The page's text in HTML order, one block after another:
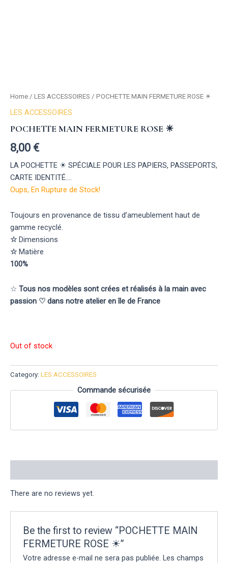
Home / LES ACCESSOIRES / POCHETTE MAIN FERMETURE ROSE ☀︎
LES ACCESSOIRES
POCHETTE MAIN FERMETURE ROSE ☀︎
8,00 €
LA POCHETTE ☀︎ SPÉCIALE POUR LES PAPIERS, PASSEPORTS,
CARTE IDENTITÉ….
Oups, En Rupture de Stock!
Toujours en provenance de tissu d’ameublement haut de
gamme recyclé.
☆Dimensions
☆Matière
100%
☆ Tous nos modèles sont crées et réalisés à la main avec
passion ♡ dans notre atelier en île de France
Out of stock
Category: LES ACCESSOIRES
Commande sécurisée
There are no reviews yet.
Be the first to review “POCHETTE MAIN
FERMETURE ROSE ☀︎”
Votre adresse e-mail ne sera pas publiée. Les champs